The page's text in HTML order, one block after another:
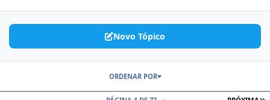
Novo Tópico
ORDENAR POR